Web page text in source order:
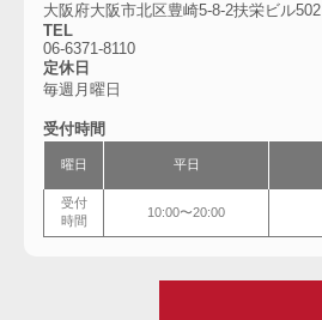
大阪府大阪市北区豊崎5-8-2扶栄ビル502
TEL
06-6371-8110
定休日
毎週月曜日
受付時間
曜日 平日
受付
時間
10:00〜20:00